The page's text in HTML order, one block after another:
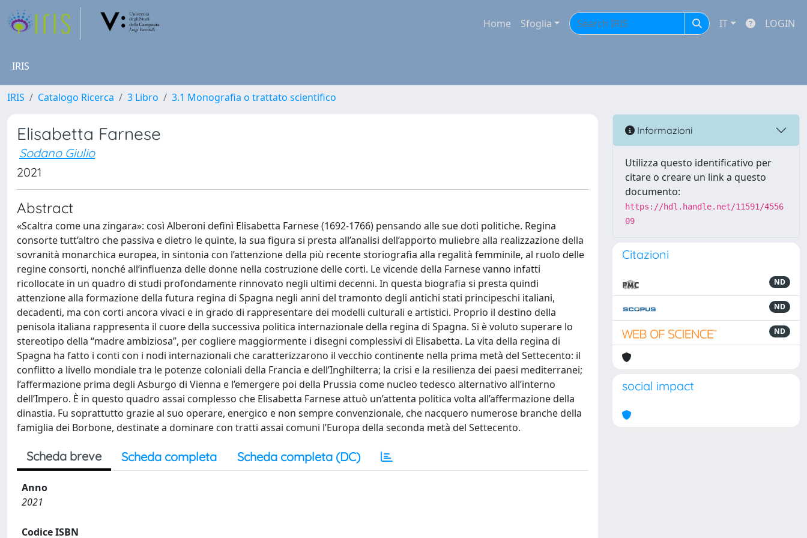
Home Sfoglia IT LOGIN
IRIS
IRIS Catalogo Ricerca 3 Libro 3.1 Monografia o trattato scientifico
Elisabetta Farnese
Sodano Giulio
2021
Abstract
«Scaltra come una zingara»: così Alberoni definì Elisabetta Farnese (1692-1766) pensando alle sue doti politiche. Regina
consorte tutt’altro che passiva e dietro le quinte, la sua figura si presta all’analisi dell’apporto muliebre alla realizzazione della
sovranità monarchica europea, in sintonia con l’attenzione della più recente storiografia alla regalità femminile, al ruolo delle
regine consorti, nonché all’influenza delle donne nella costruzione delle corti. Le vicende della Farnese vanno infatti
ricollocate in un quadro di studi profondamente rinnovato negli ultimi decenni. In questa biografia si presta quindi
attenzione alla formazione della futura regina di Spagna negli anni del tramonto degli antichi stati principeschi italiani,
decadenti, ma con corti ancora vivaci e in grado di rappresentare dei modelli culturali e artistici. Proprio il destino della
penisola italiana rappresenta il cuore della successiva politica internazionale della regina di Spagna. Si è voluto superare lo
stereotipo della “madre ambiziosa”, per cogliere maggiormente i disegni complessivi di Elisabetta. La vita della regina di
Spagna ha fatto i conti con i nodi internazionali che caratterizzarono il vecchio continente nella prima metà del Settecento: il
conflitto a livello mondiale tra le potenze coloniali della Francia e dell’Inghilterra; la crisi e la resilienza dei paesi mediterranei;
l’affermazione prima degli Asburgo di Vienna e l’emergere poi della Prussia come nucleo tedesco alternativo all’interno
dell’Impero. È in questo quadro assai complesso che Elisabetta Farnese attuò un’attenta politica volta all’affermazione della
dinastia. Fu soprattutto grazie al suo operare, energico e non sempre convenzionale, che nacquero numerose branche della
famiglia dei Borbone, destinate a dominare con tratti assai comuni l’Europa della seconda metà del Settecento.
Scheda breve Scheda completa Scheda completa (DC)
Anno
2021
Codice ISBN
Informazioni
Utilizza questo identificativo per
citare o creare un link a questo
documento:
https://hdl.handle.net/11591/4556
09
Citazioni
ND
ND
ND
social impact